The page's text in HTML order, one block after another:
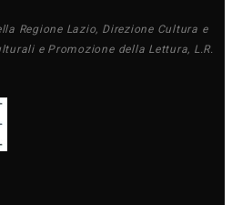
Regione Lazio, Direzione Cultura e
e Promozione della Lettura, L.R.